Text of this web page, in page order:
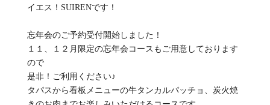
イエス！SUIRENです！
忘年会のご予約受付開始しました！
１１、１２月限定の忘年会コースもご用意しております
ので
是非！ご利用ください♪
タパスから看板メニューの牛タンカルパッチョ、炭火焼